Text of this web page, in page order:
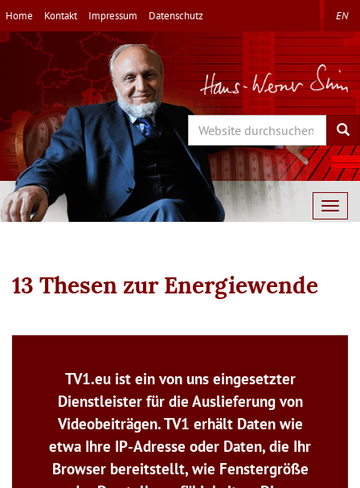
Direkt
zum
Inhalt
Home Kontakt Impressum Datenschutz EN
Search
13 Thesen zur Energiewende
TV1.eu ist ein von uns eingesetzter
Dienstleister für die Auslieferung von
Videobeiträgen. TV1 erhält Daten wie
etwa Ihre IP-Adresse oder Daten, die Ihr
Browser bereitstellt, wie Fenstergröße